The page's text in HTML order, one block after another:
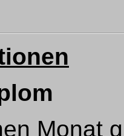
Monat